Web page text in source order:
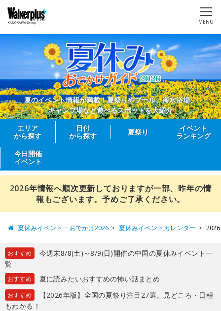
MENU
夏のイベント情報が満載！夏祭りやプール、海水浴場、
キャンプ場など遊べるスポットを大紹介
エリア
から探す
日付
から探す
夏祭り
イベント
ランキング
今日開催
イベント
2026年情報へ順次更新しておりますが一部、昨年の情
報もございます。予めご了承ください。
夏休みイベント・おでかけ2026 夏休みイベントカレンダー
おすすめ
今週末8/8(土)～8/9(日)開催の中国の夏休みイベント一
覧
おすすめ 夏に読みたいおすすめの怖い話まとめ
おすすめ
【2026年版】全国の夏祭り注目27選。見どころ・日程
もわかる！